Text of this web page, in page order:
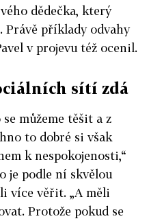
dědečka, který
příklady odvahy
v projevu též ocenil.
sítí zdá
můžeme těšit a z
to dobré si však
k nespokojenosti,“
je podle ní skvělou
více věřit. „A měli
Protože pokud se